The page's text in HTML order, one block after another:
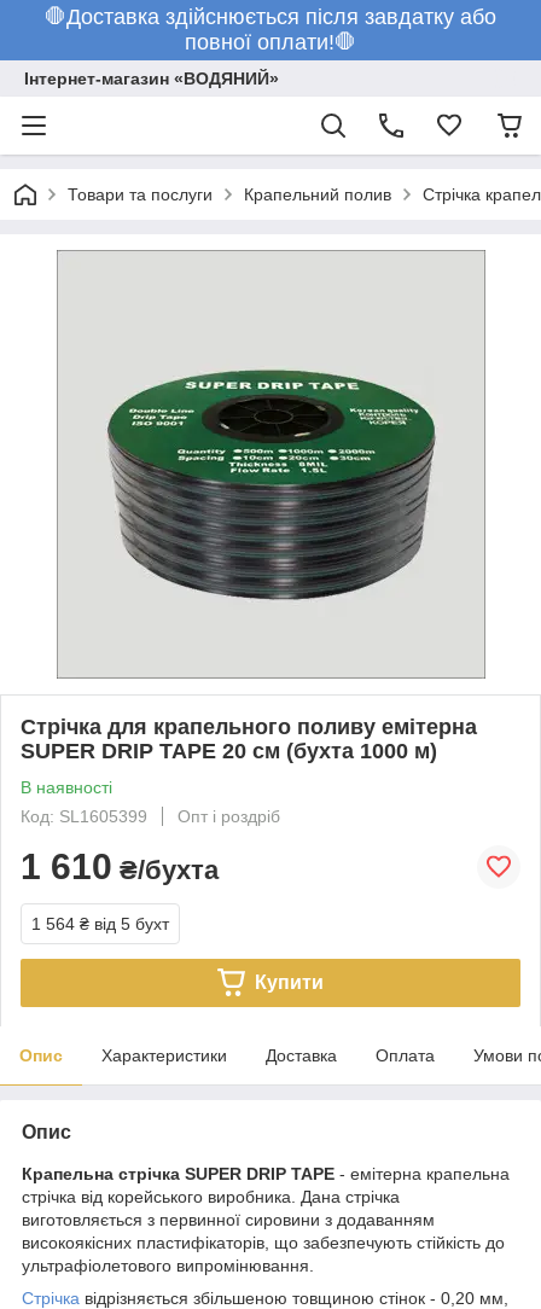
🛑Доставка здійснюється після завдатку або
повної оплати!🛑
Інтернет-магазин «ВОДЯНИЙ»
Товари та послуги Крапельний полив Стрічка
Стрічка для крапельного поливу емітерна
SUPER DRIP TAPE 20 см (бухта 1000 м)
В наявності
Код: SL1605399
Опт і роздріб
1 610 ₴/бухта
1 564 ₴ від 5 бухт
Купити
Опис Характеристики Доставка Оплата Умови
Опис
Крапельна стрічка SUPER DRIP TAPE - емітерна крапельна
стрічка від корейського виробника. Дана стрічка
виготовляється з первинної сировини з додаванням
високоякісних пластифікаторів, що забезпечують стійкість до
ультрафіолетового випромінювання.
Стрічка відрізняється збільшеною товщиною стінок - 0,20 мм,